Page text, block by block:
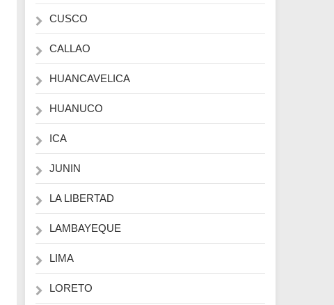
CUSCO
CALLAO
HUANCAVELICA
HUANUCO
ICA
JUNIN
LA LIBERTAD
LAMBAYEQUE
LIMA
LORETO